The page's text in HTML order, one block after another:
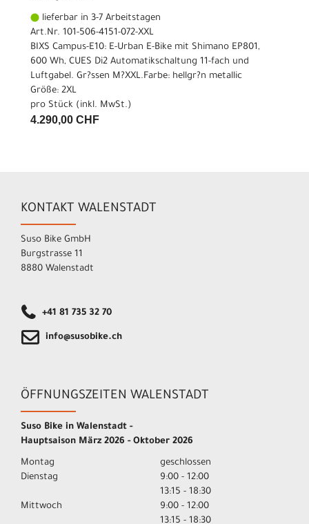
lieferbar in 3-7 Arbeitstagen
Art.Nr. 101-506-4151-072-XXL
BIXS Campus-E10: E-Urban E-Bike mit Shimano EP801,
600 Wh, CUES Di2 Automatikschaltung 11-fach und
Luftgabel. Gr?ssen M?XXL.Farbe: hellgr?n metallic
Größe: 2XL
pro Stück (inkl. MwSt.)
4.290,00 CHF
KONTAKT WALENSTADT
Suso Bike GmbH
Burgstrasse 11
8880 Walenstadt
+41 81 735 32 70
info@susobike.ch
ÖFFNUNGSZEITEN WALENSTADT
Suso Bike in Walenstadt -
Hauptsaison März 2026 - Oktober 2026
Montag
geschlossen
Dienstag
9:00 - 12:00
13:15 - 18:30
Mittwoch
9:00 - 12:00
13:15 - 18:30